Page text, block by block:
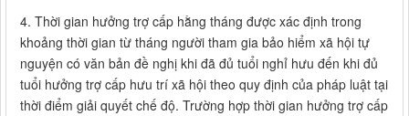
4. Thời gian hưởng trợ cấp hằng tháng được xác định trong
khoảng thời gian từ tháng người tham gia bảo hiểm xã hội tự
nguyện có văn bản đề nghị khi đã đủ tuổi nghỉ hưu đến khi đủ
tuổi hưởng trợ cấp hưu trí xã hội theo quy định của pháp luật tại
thời điểm giải quyết chế độ. Trường hợp thời gian hưởng trợ cấp